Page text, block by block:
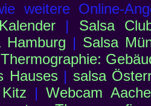
weitere Online-
| Salsa
Hamburg | Salsa
Thermographie:
Hauses| salsa
|Webcam